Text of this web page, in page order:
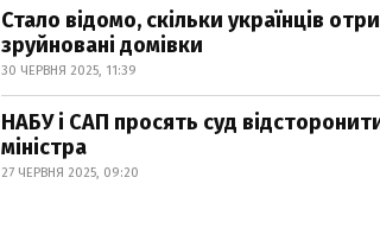
Стало відомо, скільки українців
зруйновані домівки
30 ЧЕРВНЯ 2025, 11:39
НАБУ і САП просять суд
міністра
27 ЧЕРВНЯ 2025, 09:20